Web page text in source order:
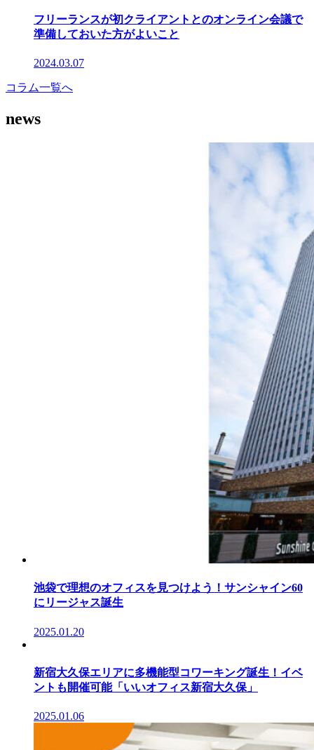
フリーランスが初クライアントとのオンライン会議で
準備しておいた方がよいこと
2024.03.07
コラム一覧へ
news
池袋で理想のオフィスを見つけよう！サンシャイン60
にリージャス誕生
2025.01.20
新宿大久保エリアに多機能型コワーキング誕生！イベ
ントも開催可能「いいオフィス新宿大久保」
2025.01.06